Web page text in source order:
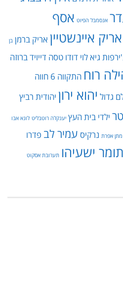
אנסמבל הפיוט אסף
אריק איינשטיין אריק ברמן בן
גיא לוי דודו טסה דייויד ברוזה
רוח התקווה 6
חווה
גדול יהוא ירון יהודית רביץ
ילדי בית העץ יענקלה רוטבליט לונא אבו
מתן אפרת נרקיס עמיר לב פדרו
תומר ישעיהו תערובת אסקוט